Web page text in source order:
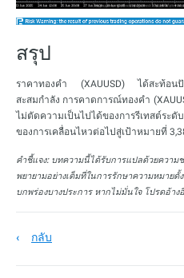
สรุป
ราคาทองคำ (XAUUSD) ได้สะท้อนปั
สะสมกำลัง การคาดการณ์ทองคำ
ไม่ตัดความเป็นไปได้ของการรีเทสต์ระ
ของการเคลื่อนไหวต่อไปสู่เป้าหมายที่
คำชี้แจง:บทความนี้ได้รับการแปลด้วยความช่
พยายามอย่างเต็มที่ในการรักษาความหมาย
บกพร่องบางประการ หากไม่มั่นใจ โปรดอ้า
กลับ